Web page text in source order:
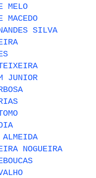
MELO
MACEDO
SILVA
JUNIOR
NOGUEIRA